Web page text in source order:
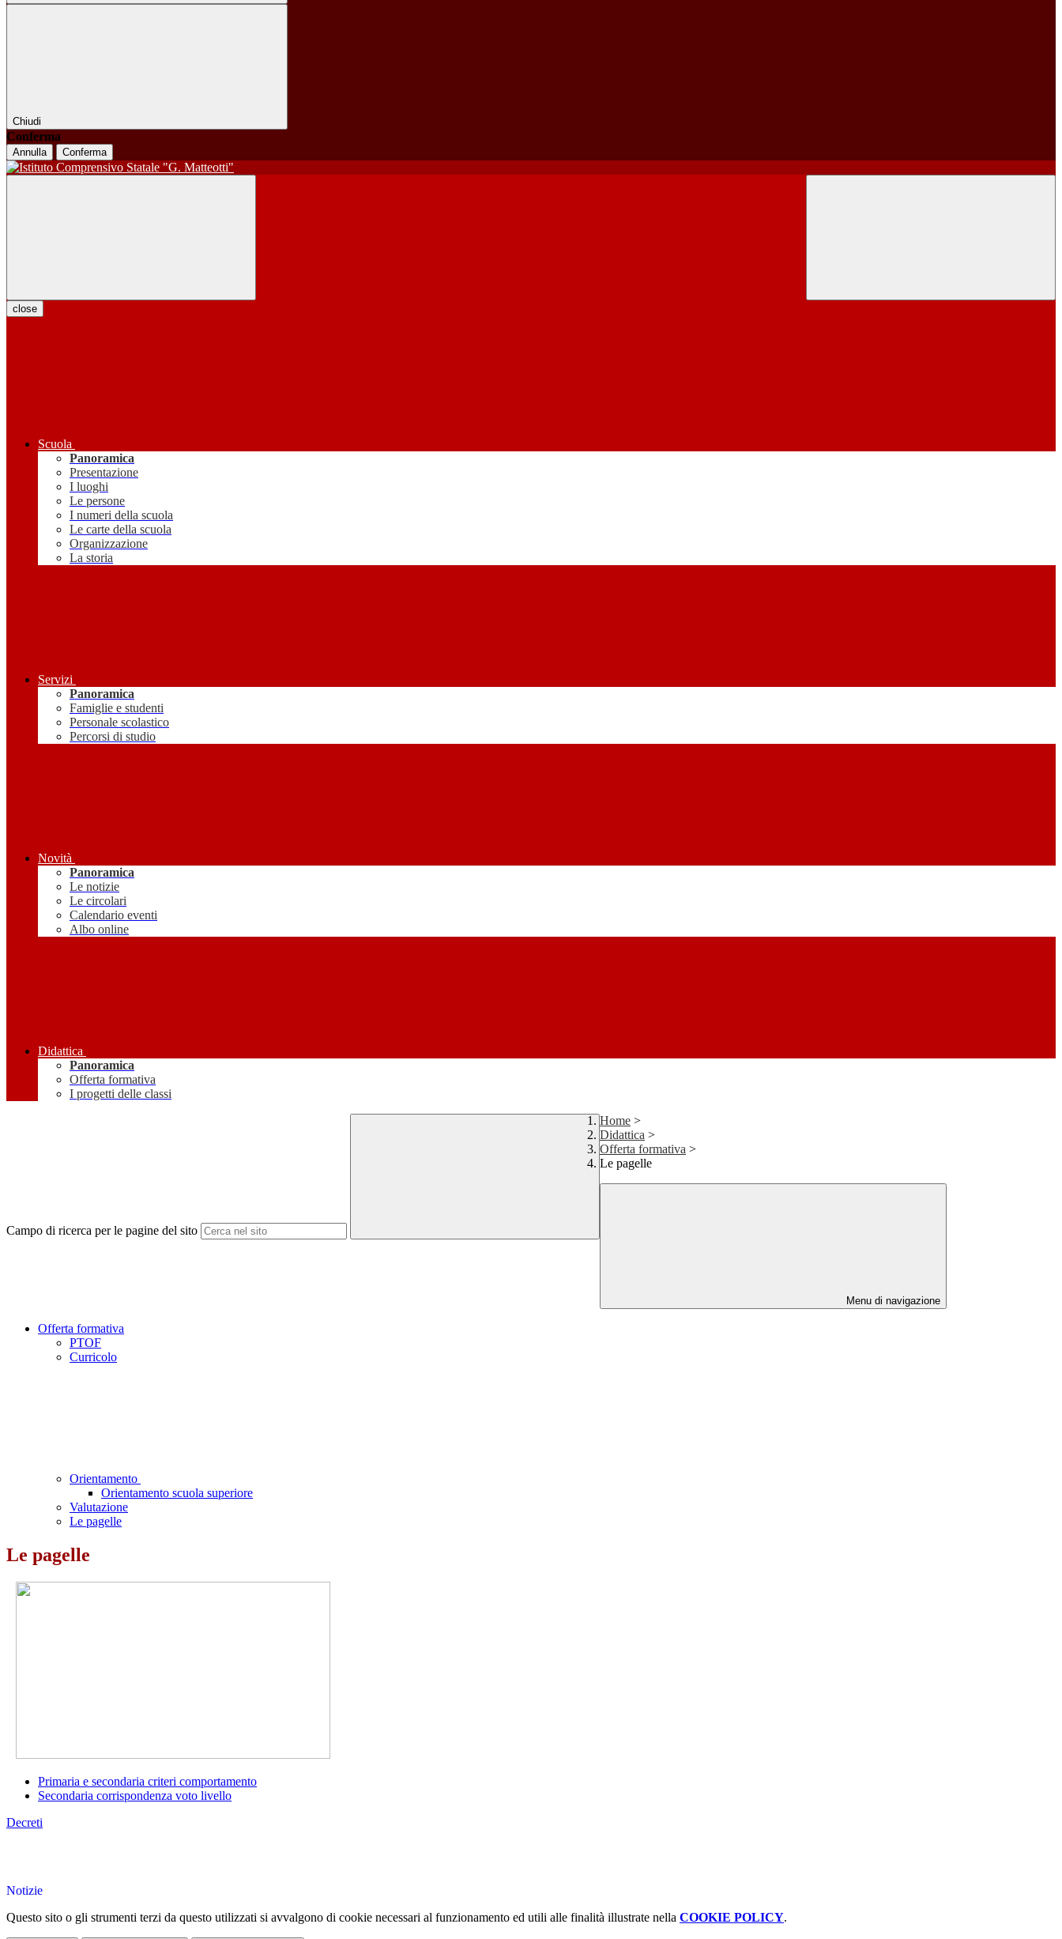
Chiudi
Conferma
Annulla Conferma
close
Scuola
Panoramica
Presentazione
I luoghi
Le persone
I numeri della scuola
Le carte della scuola
Organizzazione
La storia
Servizi
Panoramica
Famiglie e studenti
Personale scolastico
Percorsi di studio
Novità
Panoramica
Le notizie
Le circolari
Calendario eventi
Albo online
Didattica
Panoramica
Offerta formativa
I progetti delle classi
Campo di ricerca per le pagine del sito
Home >
Didattica >
Offerta formativa >
Le pagelle
Menu di navigazione
Offerta formativa
PTOF
Curricolo
Orientamento
Orientamento scuola superiore
Valutazione
Le pagelle
Le pagelle
Primaria e secondaria criteri comportamento
Secondaria corrispondenza voto livello
Decreti
Notizie
Questo sito o gli strumenti terzi da questo utilizzati si avvalgono di cookie necessari al funzionamento ed utili alle finalità illustrate nella COOKIE POLICY.